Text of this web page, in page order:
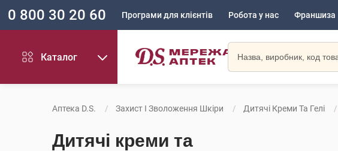
0 800 30 20 60 Програми для клієнтів Робота у нас Франшиза
Каталог
Аптека D.S. Захист І Зволоження Шкіри Дитячі Креми Та Гелі
Дитячі креми та